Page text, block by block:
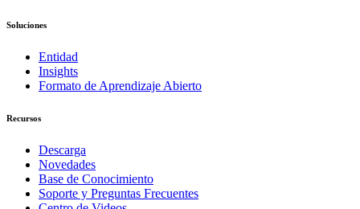
Soluciones
Entidad
Insights
Formato de Aprendizaje Abierto
Recursos
Descarga
Novedades
Base de Conocimiento
Soporte y Preguntas Frecuentes